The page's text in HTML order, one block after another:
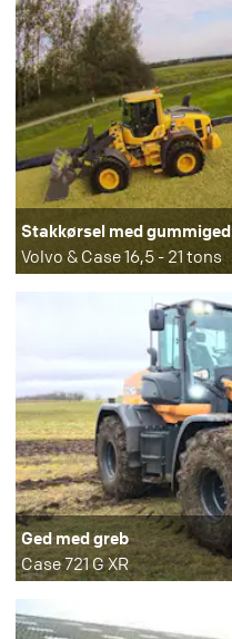
Stakkørsel med gummiged
Volvo & Case 16,5 - 21 tons
Ged med greb​
Case 721 G XR